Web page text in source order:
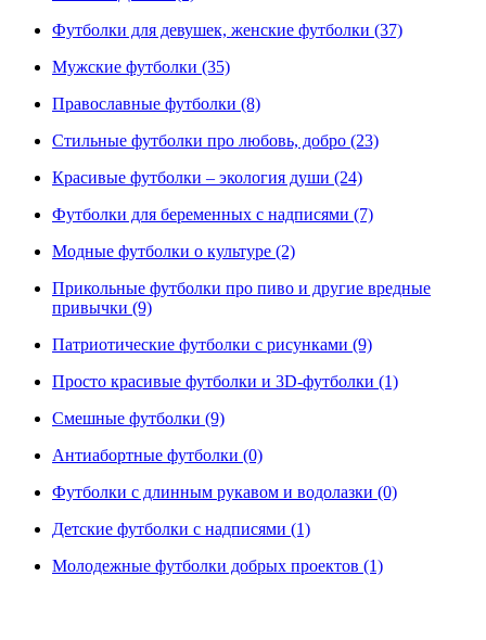
Футболки для девушек, женские футболки (37)
Мужские футболки (35)
Православные футболки (8)
Стильные футболки про любовь, добро (23)
Красивые футболки – экология души (24)
Футболки для беременных с надписями (7)
Модные футболки о культуре (2)
Прикольные футболки про пиво и другие вредные
привычки (9)
Патриотические футболки с рисунками (9)
Просто красивые футболки и 3D-футболки (1)
Смешные футболки (9)
Антиабортные футболки (0)
Футболки с длинным рукавом и водолазки (0)
Детские футболки с надписями (1)
Молодежные футболки добрых проектов (1)